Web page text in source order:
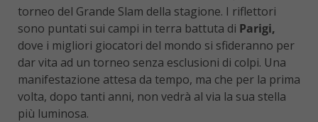
torneo del Grande Slam della stagione. I riflettori
sono puntati sui campi in terra battuta di Parigi,
dove i migliori giocatori del mondo si sfideranno per
dar vita ad un torneo senza esclusioni di colpi. Una
manifestazione attesa da tempo, ma che per la prima
volta, dopo tanti anni, non vedrà al via la sua stella
più luminosa.